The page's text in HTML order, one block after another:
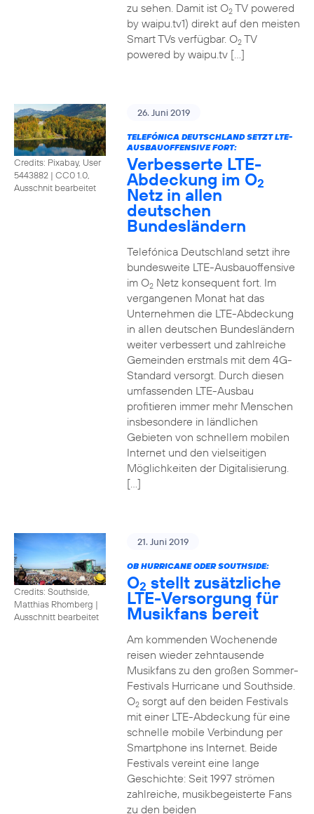
zu sehen. Damit ist O2TV powered
by waipu.tv1) direkt auf den meisten
Smart TVs verfügbar. O2TV
powered by waipu.tv […]
Credits: Pixabay, User
5443882 | CC0 1.0,
Ausschnit bearbeitet
26. Juni 2019
TELEFÓNICA DEUTSCHLAND SETZT LTE-
AUSBAUOFFENSIVE FORT:
Verbesserte LTE-
Abdeckung im O2
Netz in allen
deutschen
Bundesländern
Telefónica Deutschland setzt ihre
bundesweite LTE-Ausbauoffensive
im O2Netz konsequent fort. Im
vergangenen Monat hat das
Unternehmen die LTE-Abdeckung
in allen deutschen Bundesländern
weiter verbessert und zahlreiche
Gemeinden erstmals mit dem 4G-
Standard versorgt. Durch diesen
umfassenden LTE-Ausbau
profitieren immer mehr Menschen
insbesondere in ländlichen
Gebieten von schnellem mobilen
Internet und den vielseitigen
Möglichkeiten der Digitalisierung.
[…]
Credits: Southside,
Matthias Rhomberg |
Ausschnitt bearbeitet
21. Juni 2019
OB HURRICANE ODER SOUTHSIDE:
O2 stellt zusätzliche
LTE-Versorgung für
Musikfans bereit
Am kommenden Wochenende
reisen wieder zehntausende
Musikfans zu den großen Sommer-
Festivals Hurricane und Southside.
O2sorgt auf den beiden Festivals
mit einer LTE-Abdeckung für eine
schnelle mobile Verbindung per
Smartphone ins Internet. Beide
Festivals vereint eine lange
Geschichte: Seit 1997 strömen
zahlreiche, musikbegeisterte Fans
zu den beiden